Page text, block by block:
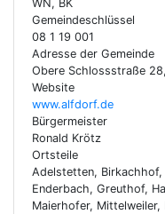
WN, BK
Gemeindeschlüssel
08 1 19 001
Adresse der Gemeinde
Obere Schlossstraße
Website
www.alfdorf.de
Bürgermeister
Ronald Krötz
Ortsteile
Adelstetten, Birkachhof,
Enderbach, Greuthof,
Maierhofer,